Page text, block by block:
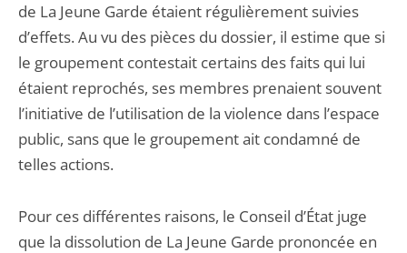
de La Jeune Garde étaient régulièrement suivies
d’effets. Au vu des pièces du dossier, il estime que si
le groupement contestait certains des faits qui lui
étaient reprochés, ses membres prenaient souvent
l’initiative de l’utilisation de la violence dans l’espace
public, sans que le groupement ait condamné de
telles actions.
Pour ces différentes raisons, le Conseil d’État juge
que la dissolution de La Jeune Garde prononcée en